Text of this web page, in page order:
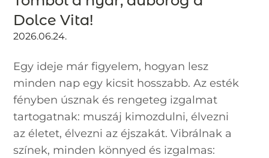
Dolce Vita!
2026.06.24.
Egy ideje már figyelem, hogyan lesz
minden nap egy kicsit hosszabb. Az esték
fényben úsznak és rengeteg izgalmat
tartogatnak: muszáj kimozdulni, élvezni
az életet, élvezni az éjszakát. Vibrálnak a
színek, minden könnyed és izgalmas: